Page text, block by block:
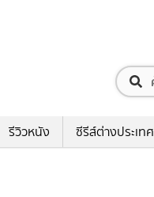
รีวิวหนัง ซีรีส์ต่างประเทศ